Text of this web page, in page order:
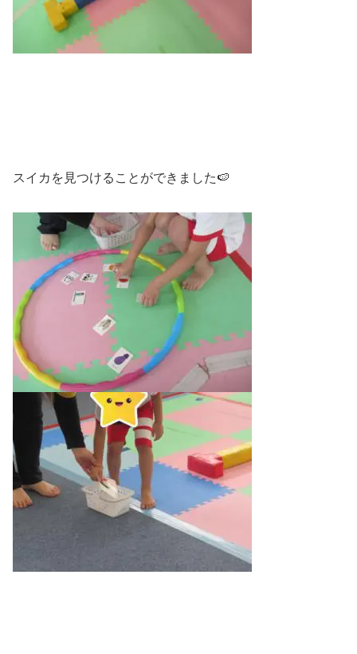
スイカを見つけることができました🍉